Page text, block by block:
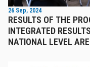
26 Sep, 2024
RESULTS OF THE
INTEGRATED
NATIONAL LEVEL